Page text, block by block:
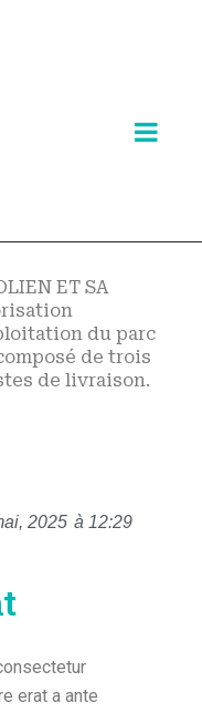
ET SA
du parc
de trois
de livraison.
2025 à 12:29
erat a ante